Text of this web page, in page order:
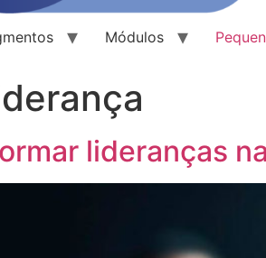
Módulos
lideranças